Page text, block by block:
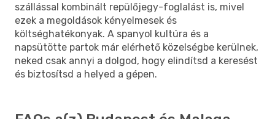
szállással kombinált repülőjegy-foglalást is, mivel
ezek a megoldások kényelmesek és
költséghatékonyak. A spanyol kultúra és a
napsütötte partok már elérhető közelségbe kerülnek,
neked csak annyi a dolgod, hogy elindítsd a keresést
és biztosítsd a helyed a gépen.